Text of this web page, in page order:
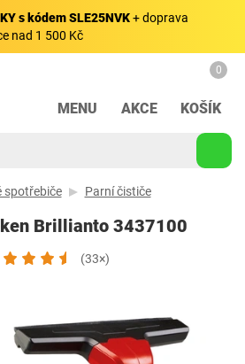
s kódem SLE25NVK+ doprava
nad 1 500 Kč
MENU AKCE
0
KOŠÍK
spotřebiče Parní čističe
Brillianto 3437100
(33×)